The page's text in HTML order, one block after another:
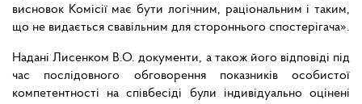
висновок Комісії має бути логічним, раціональним і таким,
що не видається свавільним для стороннього спостерігача».
Надані Лисенком В.О. документи, а також його відповіді під
час послідовного обговорення показників особистої
компетентності на співбесіді були індивідуально оцінені